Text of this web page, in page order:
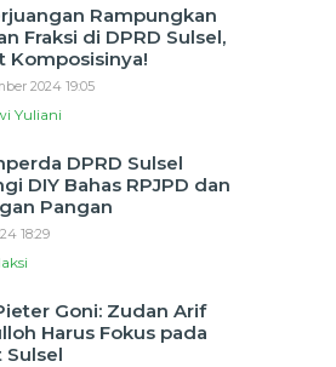
Rampungkan
Fraksi di DPRD Sulsel,
Komposisinya!
2024 19:05
Yuliani
DPRD Sulsel
DIY Bahas RPJPD dan
Pangan
18:29
Goni: Zudan Arif
Harus Fokus pada
Sulsel